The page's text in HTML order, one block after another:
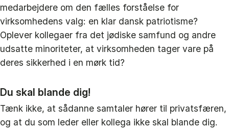
medarbejdere om den fælles forståelse for
virksomhedens valg: en klar dansk patriotisme?
Oplever kollegaer fra det jødiske samfund og andre
udsatte minoriteter, at virksomheden tager vare på
deres sikkerhed i en mørk tid?
Du skal blande dig!
Tænk ikke, at sådanne samtaler hører til privatsfæren,
og at du som leder eller kollega ikke skal blande dig.